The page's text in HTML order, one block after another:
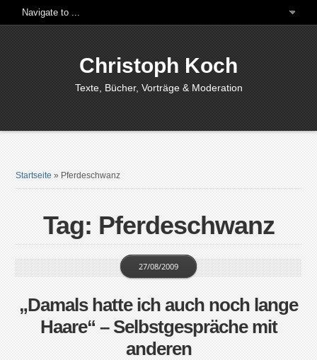
Christoph Koch
Texte, Bücher, Vorträge & Moderation
Startseite » Pferdeschwanz
Tag: Pferdeschwanz
„Damals hatte ich auch noch lange
Haare“ – Selbstgespräche mit
anderen
27/08/2009